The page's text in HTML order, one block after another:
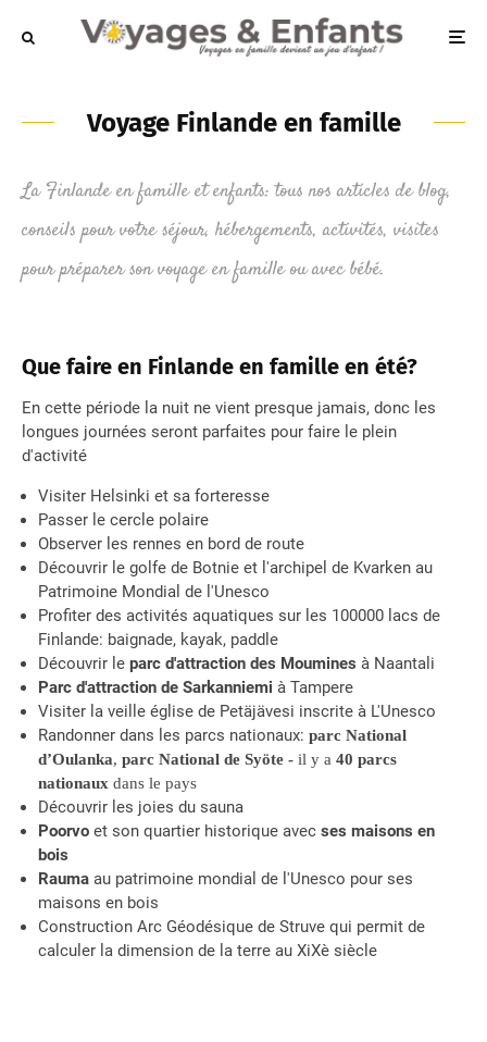
Voyage Finlande en famille
La Finlande en famille et enfants: tous nos articles de blog,
conseils pour votre séjour, hébergements, activités, visites
pour préparer son voyage en famille ou avec bébé.
Que faire en Finlande en famille en été?
En cette période la nuit ne vient presque jamais, donc les
longues journées seront parfaites pour faire le plein
d'activité
Visiter Helsinki et sa forteresse
Passer le cercle polaire
Observer les rennes en bord de route
Découvrir le golfe de Botnie et l'archipel de Kvarken au
Patrimoine Mondial de l'Unesco
Profiter des activités aquatiques sur les 100000 lacs de
Finlande: baignade, kayak, paddle
Découvrir le parc d'attraction des Moumines à Naantali
Parc d'attraction de Sarkanniemi à Tampere
Visiter la veille église de Petäjävesi inscrite à L'Unesco
Randonner dans les parcs nationaux: parc National
d’Oulanka, parc National de Syöte - il y a 40 parcs
nationaux dans le pays
Découvrir les joies du sauna
Poorvo et son quartier historique avec ses maisons en
bois
Rauma au patrimoine mondial de l'Unesco pour ses
maisons en bois
Construction Arc Géodésique de Struve qui permit de
calculer la dimension de la terre au XiXè siècle